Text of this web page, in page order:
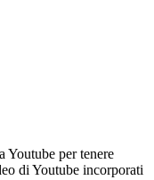
Youtube per tenere
di Youtube incorporati